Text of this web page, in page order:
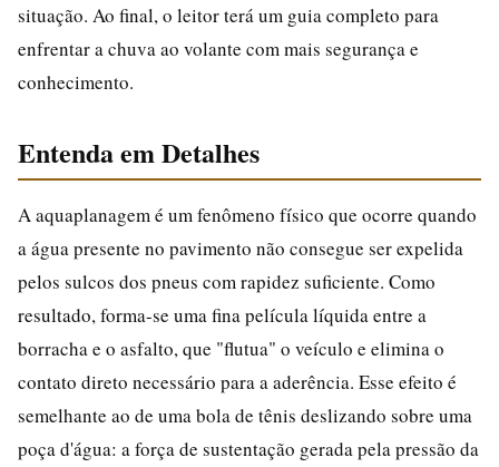
situação. Ao final, o leitor terá um guia completo para
enfrentar a chuva ao volante com mais segurança e
conhecimento.
Entenda em Detalhes
A aquaplanagem é um fenômeno físico que ocorre quando
a água presente no pavimento não consegue ser expelida
pelos sulcos dos pneus com rapidez suficiente. Como
resultado, forma-se uma fina película líquida entre a
borracha e o asfalto, que "flutua" o veículo e elimina o
contato direto necessário para a aderência. Esse efeito é
semelhante ao de uma bola de tênis deslizando sobre uma
poça d'água: a força de sustentação gerada pela pressão da